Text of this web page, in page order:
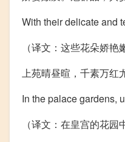
With their delicate and
（译文：这些花朵娇
上苑晴昼暄，千素万红
In the palace gardens,
（译文：在皇宫的花